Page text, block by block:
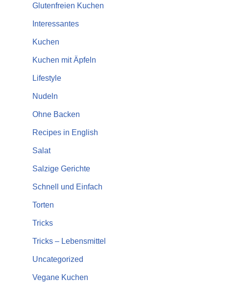
Glutenfreien Kuchen
Interessantes
Kuchen
Kuchen mit Äpfeln
Lifestyle
Nudeln
Ohne Backen
Recipes in English
Salat
Salzige Gerichte
Schnell und Einfach
Torten
Tricks
Tricks – Lebensmittel
Uncategorized
Vegane Kuchen